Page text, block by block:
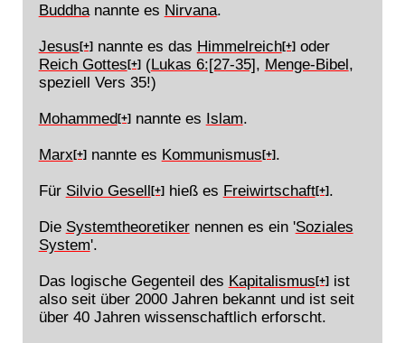
Buddhanannte es Nirvana.
Jesus [+]nannte es das Himmelreich[+]oder
Reich Gottes [+](Lukas 6:[27-35], Menge-Bibel,
speziell Vers 35!)
Mohammed[+]nannte es Islam.
Marx [+]nannte es Kommunismus [+].
Für Silvio Gesell [+]hieß es Freiwirtschaft[+].
Die Systemtheoretikernennen es ein 'Soziales
System'.
Das logische Gegenteil des Kapitalismus [+]ist
also seit über 2000 Jahren bekannt und ist seit
über 40 Jahren wissenschaftlich erforscht.